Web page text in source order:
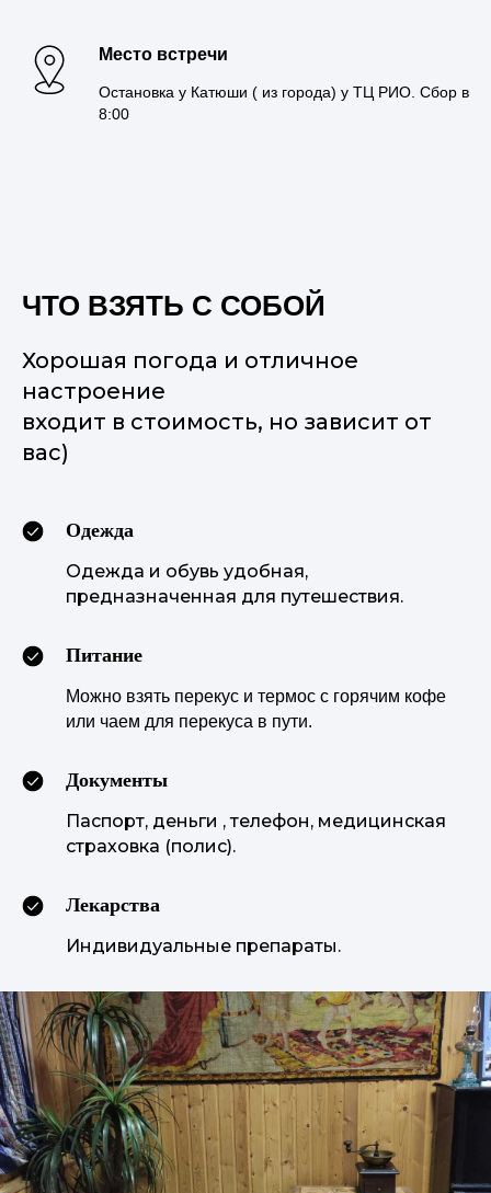
Место встречи
Остановка у Катюши ( из города) у ТЦ РИО. Сбор в
8:00
ЧТО ВЗЯТЬ С СОБОЙ
Хорошая погода и отличное
настроение
входит в стоимость, но зависит от
вас)
Одежда
Одежда и обувь удобная,
предназначенная для путешествия.
Питание
Можно взять перекус и термос с горячим кофе
или чаем для перекуса в пути.
Документы
Паспорт, деньги , телефон, медицинская
страховка (полис).
Лекарства
Индивидуальные препараты.